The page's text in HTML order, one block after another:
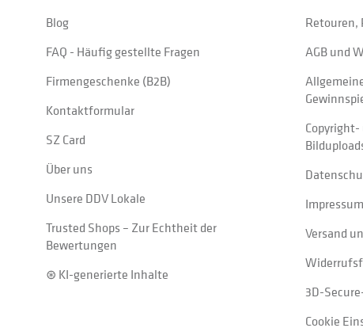
Blog
FAQ - Häufig gestellte Fragen
Firmengeschenke (B2B)
Kontaktformular
SZ Card
Über uns
Unsere DDV Lokale
Trusted Shops – Zur Echtheit der
Bewertungen
⊛ KI-generierte Inhalte
Retouren,
AGB und
Impressum
Versand
3D-
Cookie